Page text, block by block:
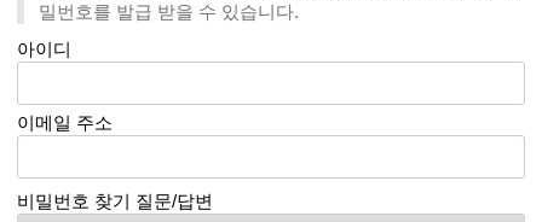
밀번호를 발급 받을 수 있습니다.
아이디
이메일 주소
비밀번호 찾기 질문/답변